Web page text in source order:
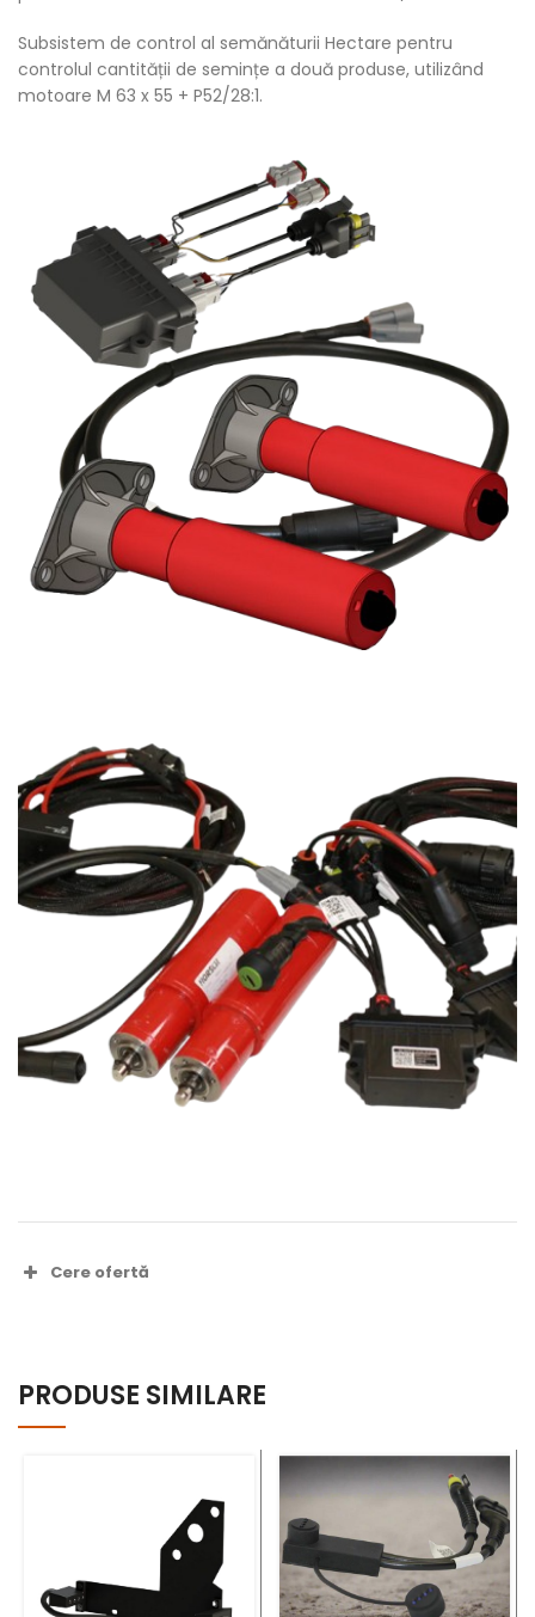
Subsistem de control al semănăturii Hectare pentru
controlul cantității de semințe a două produse, utilizând
motoare M 63 x 55 + P52/28:1.
Cere ofertă
Nume complet *
PRODUSE SIMILARE